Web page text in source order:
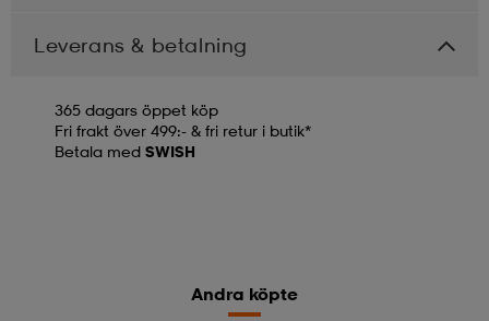
Leverans & betalning
365 dagars öppet köp
Fri frakt över 499:- & fri retur i butik*
Betala med SWISH
Andra köpte